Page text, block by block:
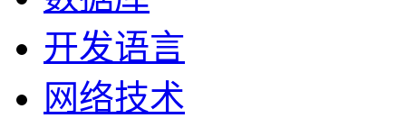
开发语言
网络技术